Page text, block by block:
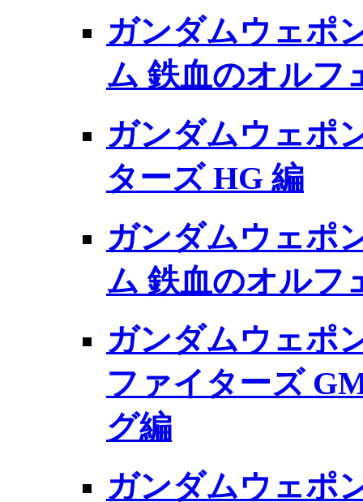
ガンダムウェポ
ム 鉄血のオルフ
ガンダムウェポ
ターズ HG 編
ガンダムウェポ
ム 鉄血のオルフ
ガンダムウェポ
ファイターズ
グ編
ガンダムウェポ